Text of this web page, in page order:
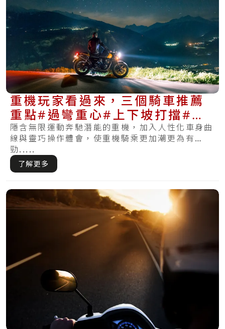
重機玩家看過來，三個騎車推薦
重點#過彎重心#上下坡打擋#不
傷車退檔補油
隱含無限運動奔馳潛能的重機，加入人性化車身曲
線與靈巧操作體會，使重機騎乘更加潮更為有
勁.....
了解更多